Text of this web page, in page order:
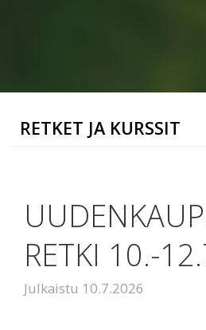
RETKET JA KURSSIT
RETKI 10.-
Julkaistu 10.7.2026